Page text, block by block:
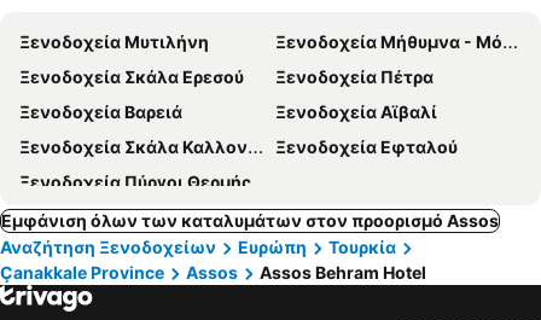
Ξενοδοχεία Μυτιλήνη
Ξενοδοχεία Μήθυμνα - Μόλυβος
Ξενοδοχεία Σκάλα Ερεσού
Ξενοδοχεία Πέτρα
Ξενοδοχεία Βαρειά
Ξενοδοχεία Αϊβαλί
Ξενοδοχεία Σκάλα Καλλονής
Ξενοδοχεία Εφταλού
Ξενοδοχεία Πύργοι Θερμής
Εμφάνιση όλων των καταλυμάτων στον προορισμό Assos
Αναζήτηση Ξενοδοχείων
Ευρώπη
Τουρκία
Çanakkale Province
Assos Assos Behram Hotel